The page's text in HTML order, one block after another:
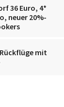
36 Euro, 4*
neuer 20%-
mit